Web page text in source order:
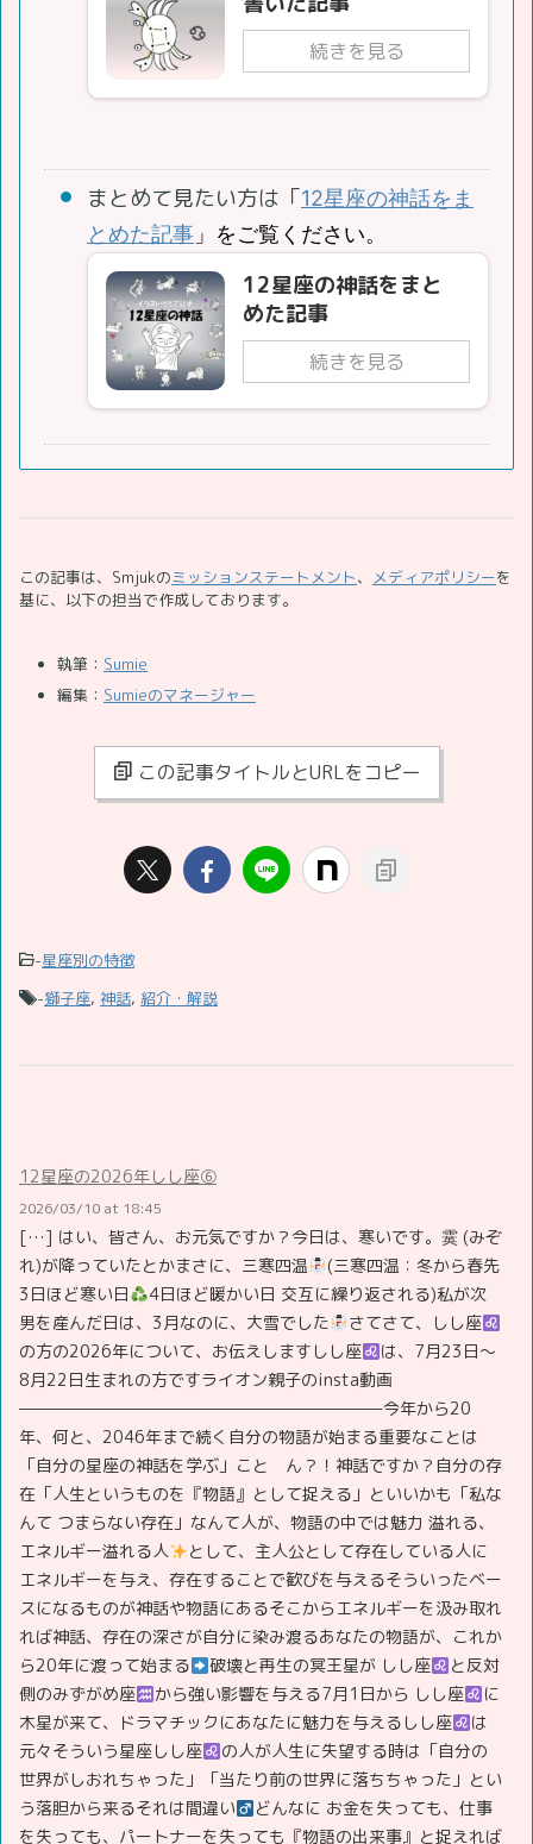
続きを見る
まとめて見たい方は「12星座の神話をま
とめた記事 」をご覧ください。
12星座の神話をまと
めた記事
続きを見る
この記事は、Smjukのミッションステートメント、 メディアポリシーを
基に、以下の担当で作成しております。
執筆： Sumie
編集： Sumieのマネージャー
この記事タイトルとURLをコピー
-星座別の特徴
-獅子座, 神話, 紹介・解説
12星座の2026年しし座⑥
2026/03/10 at 18:45
[…] はい、皆さん、お元気ですか？今日は、寒いです。霙 (みぞ
れ)が降っていたとかまさに、三寒四温
(三寒四温：冬から春先
3日ほど寒い日
4日ほど暖かい日 交互に繰り返される)私が次
男を産んだ日は、3月なのに、大雪でした
さてさて、しし座
の方の2026年について、お伝えしますしし座
は、7月23日～
8月22日生まれの方ですライオン親子のinsta動画
———————————————————————–今年から20
年、何と、2046年まで続く自分の物語が始まる重要なことは
「自分の星座の神話を学ぶ」こと ん？！神話ですか？自分の存
在「人生というものを『物語』として捉える」といいかも「私な
んて つまらない存在」なんて人が、物語の中では魅力 溢れる、
エネルギー溢れる人
として、主人公として存在している人に
エネルギーを与え、存在することで歓びを与えるそういったベー
スになるものが神話や物語にあるそこからエネルギーを汲み取れ
れば神話、存在の深さが自分に染み渡るあなたの物語が、これか
ら20年に渡って始まる‍
破壊と再生の冥王星が しし座
と反対
側のみずがめ座
から強い影響を与える7月1日から しし座
に
木星が来て、ドラマチックにあなたに魅力を与えるしし座
は
元々そういう星座しし座
の人が人生に失望する時は「自分の
世界がしおれちゃった」「当たり前の世界に落ちちゃった」とい
う落胆から来るそれは間違い‍
どんなに お金を失っても、仕事
を失っても、パートナーを失っても『物語の出来事』と捉えれば